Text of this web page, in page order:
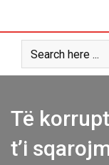
content
Të
t’i